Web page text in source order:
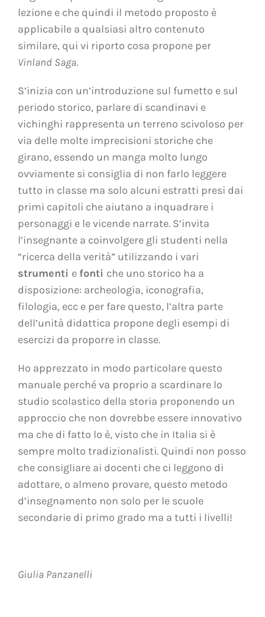
lezione e che quindi il metodo proposto è
applicabile a qualsiasi altro contenuto
similare, qui vi riporto cosa propone per
Vinland Saga.
S’inizia con un’introduzione sul fumetto e sul
periodo storico, parlare di scandinavi e
vichinghi rappresenta un terreno scivoloso per
via delle molte imprecisioni storiche che
girano, essendo un manga molto lungo
ovviamente si consiglia di non farlo leggere
tutto in classe ma solo alcuni estratti presi dai
primi capitoli che aiutano a inquadrare i
personaggi e le vicende narrate. S’invita
l’insegnante a coinvolgere gli studenti nella
“ricerca della verità” utilizzando i vari
strumenti e fonti che uno storico ha a
disposizione: archeologia, iconografia,
filologia, ecc e per fare questo, l’altra parte
dell’unità didattica propone degli esempi di
esercizi da proporre in classe.
Ho apprezzato in modo particolare questo
manuale perché va proprio a scardinare lo
studio scolastico della storia proponendo un
approccio che non dovrebbe essere innovativo
ma che di fatto lo è, visto che in Italia si è
sempre molto tradizionalisti. Quindi non posso
che consigliare ai docenti che ci leggono di
adottare, o almeno provare, questo metodo
d’insegnamento non solo per le scuole
secondarie di primo grado ma a tutti i livelli!
Giulia Panzanelli